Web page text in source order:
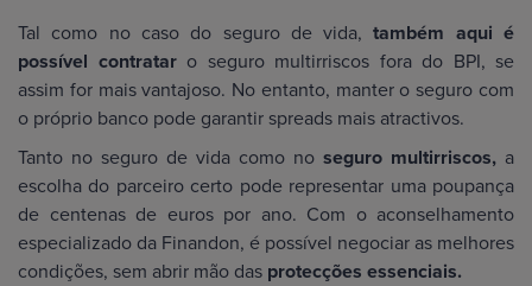
Tal como no caso do seguro de vida,também aqui é
possível contrataro seguro multirriscos fora do BPI, se
assim for mais vantajoso. No entanto, manter o seguro com
o próprio banco pode garantir spreads mais atractivos.
Tanto no seguro de vida como no seguro multirriscos, a
escolha do parceiro certo pode representar uma poupança
de centenas de euros por ano. Com o aconselhamento
especializado da Finandon, é possível negociar as melhores
condições, sem abrir mão das protecções essenciais.